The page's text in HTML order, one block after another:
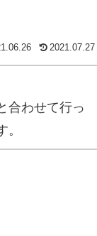
2021.07.27
合わせて行っ